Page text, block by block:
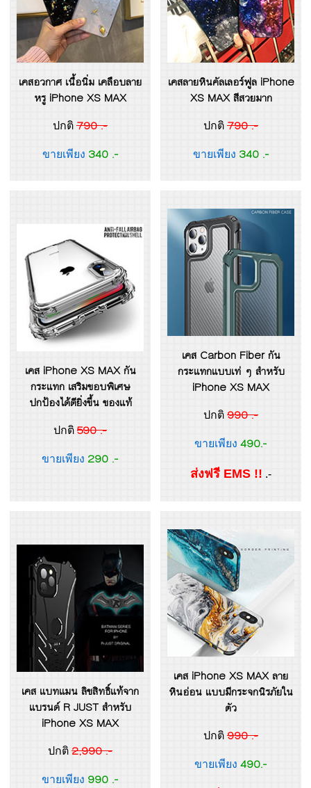
เคสอวกาศ เนื้อนิ่ม เคลือบลาย
หรู iPhone XS MAX
ปกติ 790 .-
ขายเพียง 340 .-
เคสลายหินคัลเลอร์ฟูล iPhone
XS MAX สีสวยมาก
ปกติ 790 .-
ขายเพียง 340 .-
เคส iPhone XS MAX กัน
กระแทก เสริมขอบพิเศษ
ปกป้องได้ดียิ่งขึ้น ของแท้
ปกติ 590 .-
ขายเพียง 290 .-
เคส Carbon Fiber กัน
กระแทกแบบเท่ ๆ สำหรับ
iPhone XS MAX
ปกติ 990 .-
ขายเพียง 490.-
ส่งฟรี EMS !! .-
เคส แบทแมน ลิขสิทธิ์แท้จาก
แบรนด์ R JUST สำหรับ
iPhone XS MAX
ปกติ 2,990 .-
ขายเพียง 990 .-
เคส iPhone XS MAX ลาย
หินอ่อน แบบมีกระจกนิรภัยใน
ตัว
ปกติ 990 .-
ขายเพียง 490.-